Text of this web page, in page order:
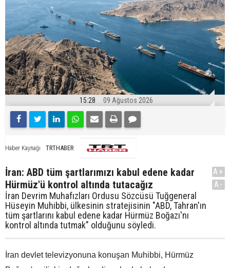
15:28 09 Ağustos 2026
Haber Kaynağı TRTHABER
İran: ABD tüm şartlarımızı kabul edene kadar
Hürmüz'ü kontrol altında tutacağız
İran Devrim Muhafızları Ordusu Sözcüsü Tuğgeneral
Hüseyin Muhibbi, ülkesinin stratejisinin "ABD, Tahran'ın
tüm şartlarını kabul edene kadar Hürmüz Boğazı'nı
kontrol altında tutmak" olduğunu söyledi.
A+
A-
İran devlet televizyonuna konuşan Muhibbi, Hürmüz